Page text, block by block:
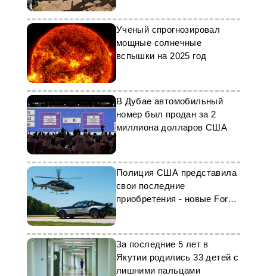
Ученый спрогнозировал
мощные солнечные
вспышки на 2025 год
В Дубае автомобильный
номер был продан за 2
миллиона долларов США
Полиция США представила
свои последние
приобретения - новые Ford
Mustang GT
За последние 5 лет в
Якутии родились 33 детей с
лишними пальцами